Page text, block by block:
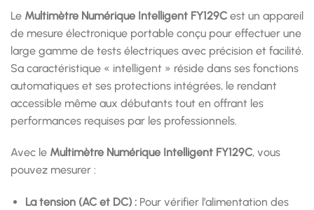
Le Multimètre Numérique Intelligent FY129C est un appareil
de mesure électronique portable conçu pour effectuer une
large gamme de tests électriques avec précision et facilité.
Sa caractéristique « intelligent » réside dans ses fonctions
automatiques et ses protections intégrées, le rendant
accessible même aux débutants tout en offrant les
performances requises par les professionnels.
Avec le Multimètre Numérique Intelligent FY129C, vous
pouvez mesurer :
La tension (AC et DC) :Pour vérifier l’alimentation des